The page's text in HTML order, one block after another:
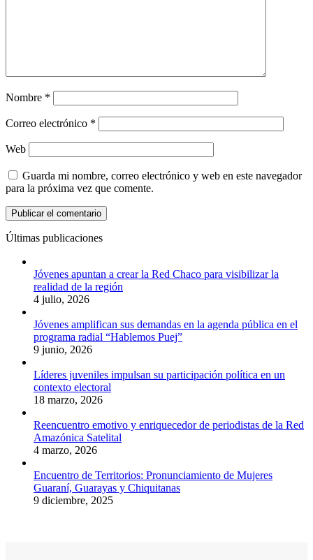
Nombre *
Correo electrónico *
Web
Guarda mi nombre, correo electrónico y web en este navegador
para la próxima vez que comente.
Últimas publicaciones
Jóvenes apuntan a crear la Red Chaco para visibilizar la
realidad de la región
4 julio, 2026
Jóvenes amplifican sus demandas en la agenda pública en el
programa radial “Hablemos Puej”
9 junio, 2026
Líderes juveniles impulsan su participación política en un
contexto electoral
18 marzo, 2026
Reencuentro emotivo y enriquecedor de periodistas de la Red
Amazónica Satelital
4 marzo, 2026
Encuentro de Territorios: Pronunciamiento de Mujeres
Guaraní, Guarayas y Chiquitanas
9 diciembre, 2025